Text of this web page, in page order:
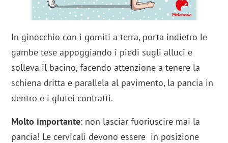
In ginocchio con i gomiti a terra, porta indietro le
gambe tese appoggiando i piedi sugli alluci e
solleva il bacino, facendo attenzione a tenere la
schiena dritta e parallela al pavimento, la pancia in
dentro e i glutei contratti.
Molto importante: non lasciar fuoriuscire mai la
pancia! Le cervicali devono essere in posizione